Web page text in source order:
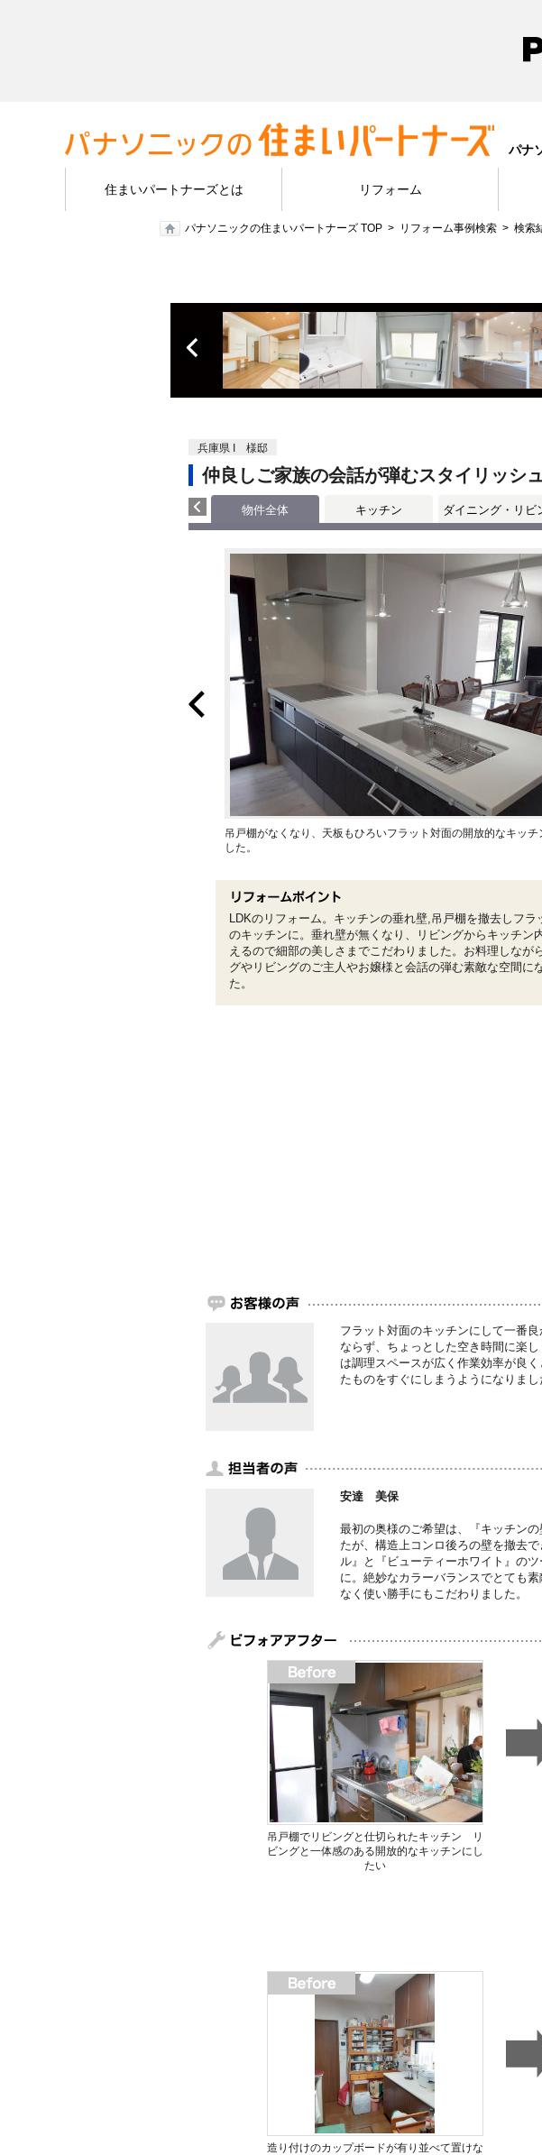
パナ
住まいパートナーズとは リフォーム
パナソニックの住まいパートナーズ TOP リフォーム事例検索 検索
兵庫県 I 様邸
仲良しご家族の会話が弾むスタイリッシ
物件全体 キッチン ダイニング・リビ
吊戸棚がなくなり、天板もひろいフラット対面の開放的なキッチ
した。
LDKのリフォーム。キッチンの垂れ壁,吊戸棚を撤去しフラ
のキッチンに。垂れ壁が無くなり、リビングからキッチン
えるので細部の美しさまでこだわりました。お料理しなが
グやリビングのご主人やお嬢様と会話の弾む素敵な空間に
た。
フラット対面のキッチンにして一番
ならず、ちょっとした空き時間に楽
は調理スペースが広く作業効率が良
たものをすぐにしまうようになりま
安達 美保
最初の奥様のご希望は、『キッチン
たが、構造上コンロ後ろの壁を撤去
ル』と『ビューティーホワイト』の
に。絶妙なカラーバランスでとても
なく使い勝手にもこだわりました。
吊戸棚でリビングと仕切られたキッチン リ
ビングと一体感のある開放的なキッチンにし
たい
造り付けのカップボードが有り並べて置けな